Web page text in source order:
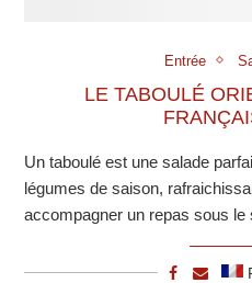
Entrée
LE TABOULÉ
Un taboulé est une salade
légumes de saison,
accompagner un repas sous le